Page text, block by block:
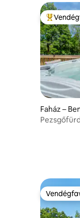
Kiemelt
Faház –